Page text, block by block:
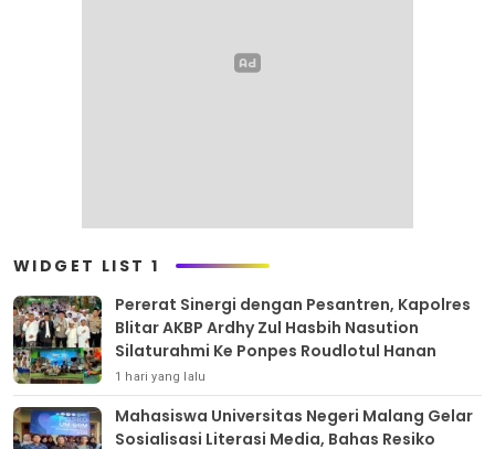
WIDGET LIST 1
Pererat Sinergi dengan Pesantren, Kapolres
Blitar AKBP Ardhy Zul Hasbih Nasution
Silaturahmi Ke Ponpes Roudlotul Hanan
1 hari yang lalu
Mahasiswa Universitas Negeri Malang Gelar
Sosialisasi Literasi Media, Bahas Resiko